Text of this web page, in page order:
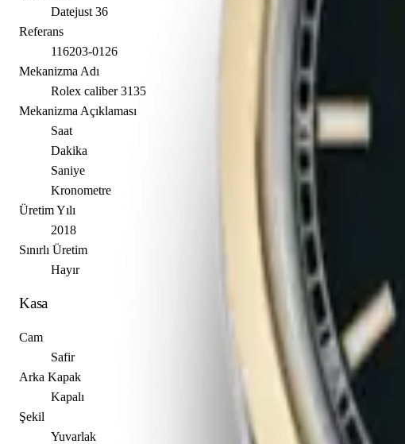
Datejust 36
Referans
116203-0126
Mekanizma Adı
Rolex caliber 3135
Mekanizma Açıklaması
Saat
Dakika
Saniye
Kronometre
Üretim Yılı
2018
Sınırlı Üretim
Hayır
Kasa
Cam
Safir
Arka Kapak
Kapalı
Şekil
Yuvarlak